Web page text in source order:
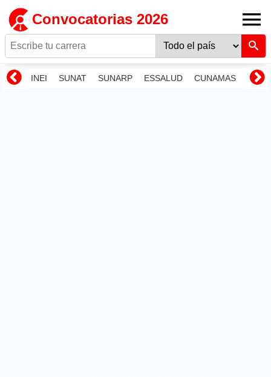
Convocatorias 2026
INEI SUNAT SUNARP ESSALUD CUNAMAS